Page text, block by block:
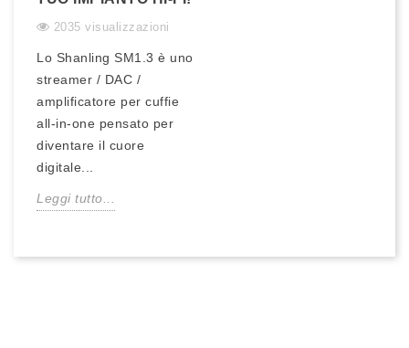
2035 visualizzazioni
Lo Shanling SM1.3 è uno
streamer / DAC /
amplificatore per cuffie
all‑in‑one pensato per
diventare il cuore
digitale...
Leggi tutto...